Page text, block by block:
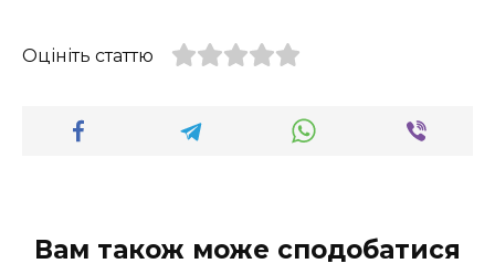
Оцініть статтю
Вам також може сподобатися